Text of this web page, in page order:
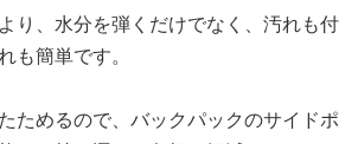
り、水分を弾くだけでなく、汚れも付
も簡単です。
ためるので、バックパックのサイドポ